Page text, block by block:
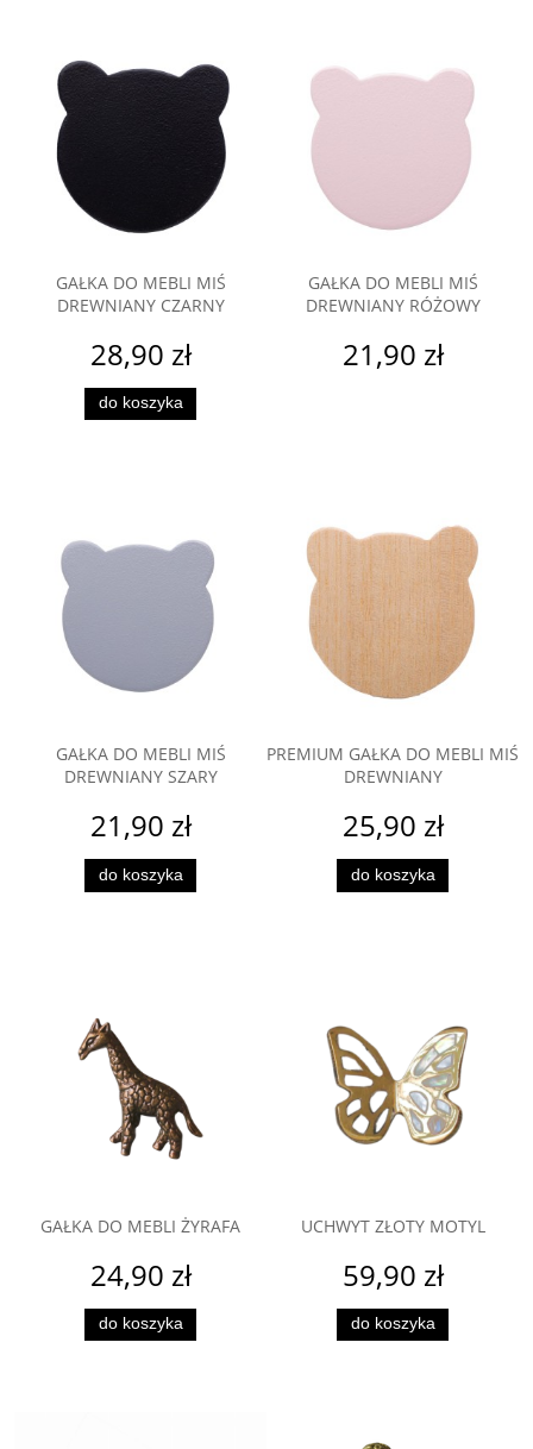
GAŁKA DO MEBLI MIŚ
DREWNIANY CZARNY
28,90 zł
do koszyka
GAŁKA DO MEBLI MIŚ
DREWNIANY RÓŻOWY
21,90 zł
GAŁKA DO MEBLI MIŚ
DREWNIANY SZARY
21,90 zł
do koszyka
PREMIUM GAŁKA DO MEBLI MIŚ
DREWNIANY
25,90 zł
do koszyka
GAŁKA DO MEBLI ŻYRAFA
24,90 zł
do koszyka
UCHWYT ZŁOTY MOTYL
59,90 zł
do koszyka